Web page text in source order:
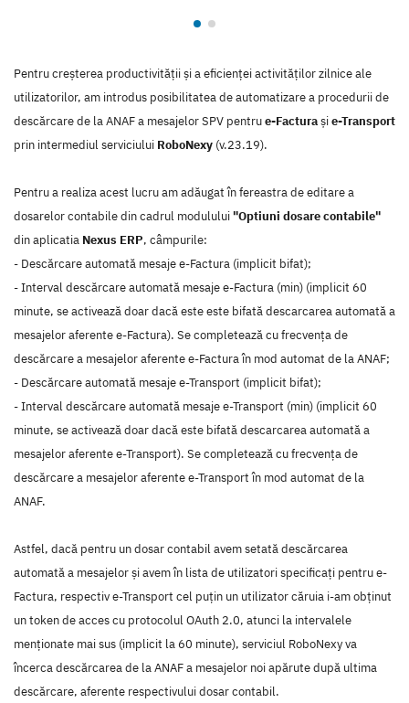
Pentru creșterea productivității și a eficienței activităților zilnice ale
utilizatorilor, am introdus posibilitatea de automatizare a procedurii de
descărcare de la ANAF a mesajelor SPV pentrue-Facturașie-Transport
prin intermediul serviciului RoboNexy (v.23.19).
Pentru a realiza acest lucru am adăugat în fereastra de editare a
dosarelor contabile din cadrul modulului"Optiuni dosare contabile"
din aplicatia Nexus ERP, câmpurile:
- Descărcare automată mesaje e-Factura (implicit bifat);
- Interval descărcare automată mesaje e-Factura (min) (implicit 60
minute, se activează doar dacă este este bifată descarcarea automată a
mesajelor aferente e-Factura). Se completează cu frecvența de
descărcare a mesajelor aferente e-Factura în mod automat de la ANAF;
- Descărcare automată mesaje e-Transport (implicit bifat);
- Interval descărcare automată mesaje e-Transport (min) (implicit 60
minute, se activează doar dacă este bifată descarcarea automată a
mesajelor aferente e-Transport). Se completează cu frecvența de
descărcare a mesajelor aferente e-Transport în mod automat de la
ANAF.
Astfel, dacă pentru un dosar contabil avem setată descărcarea
automată a mesajelor și avem în lista de utilizatori specificați pentru e-
Factura, respectiv e-Transport cel puțin un utilizator căruia i-am obținut
un token de acces cu protocolul OAuth 2.0, atunci la intervalele
menționate mai sus (implicit la 60 minute), serviciul RoboNexy va
încerca descărcarea de la ANAF a mesajelor noi apărute după ultima
descărcare, aferente respectivului dosar contabil.